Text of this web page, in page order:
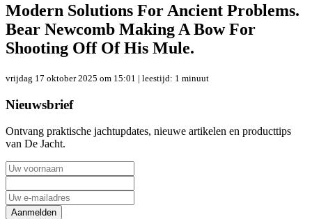
Modern Solutions For Ancient Problems.
Bear Newcomb Making A Bow For
Shooting Off Of His Mule.
vrijdag 17 oktober 2025 om 15:01 | leestijd: 1 minuut
Nieuwsbrief
Ontvang praktische jachtupdates, nieuwe artikelen en producttips
van De Jacht.
Aanmelden